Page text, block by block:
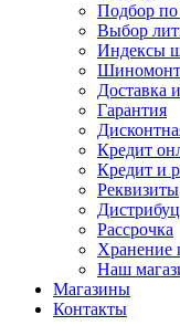
Подбор по
Выбор
Индексы
Доставка
Гарантия
Кредит
Кредит и
Реквизиты
Рассрочка
Хранение
Наш
Магазины
Контакты